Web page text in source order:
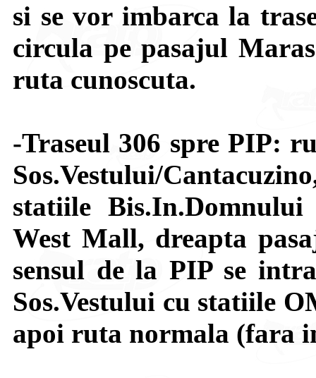
si se vor imbarca la
circula pe pasajul
ruta cunoscuta.
-Traseul 306 spre PIP:
Sos.Vestului/
statiile
West Mall, dreapta
sensul de la PIP se
Sos.Vestului cu statiile
apoi ruta normala (fara